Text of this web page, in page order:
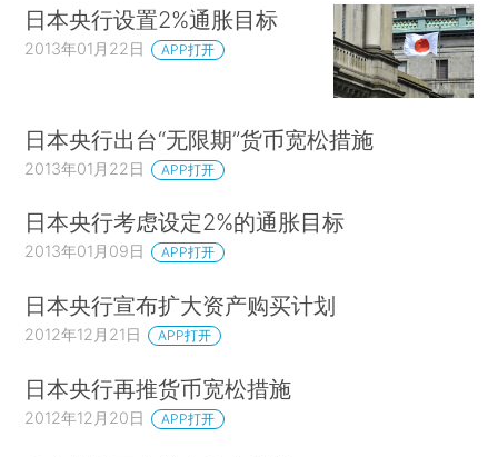
日本央行设置2%通胀目标
2013年01月22日 APP打开
日本央行出台“无限期”货币宽松措施
2013年01月22日 APP打开
日本央行考虑设定2%的通胀目标
2013年01月09日 APP打开
日本央行宣布扩大资产购买计划
2012年12月21日 APP打开
日本央行再推货币宽松措施
2012年12月20日 APP打开